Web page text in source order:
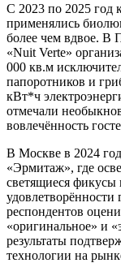
С 2023 по 2025 год
применялись
более чем вдвое. В
«Nuit Verte»
000 кв.м
папоротников и
кВт*ч
отмечали
вовлечённость
В Москве в 2024
«Эрмитаж», где
светящиеся фикусы
удовлетворённости
респондентов
«оригинальное» и
результаты
технологии на